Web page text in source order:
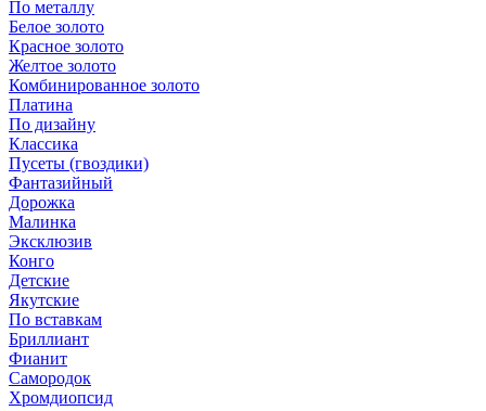
По металлу
Белое золото
Красное золото
Желтое золото
Комбинированное золото
Платина
По дизайну
Классика
Пусеты (гвоздики)
Фантазийный
Дорожка
Малинка
Эксклюзив
Конго
Детские
Якутские
По вставкам
Бриллиант
Фианит
Самородок
Хромдиопсид